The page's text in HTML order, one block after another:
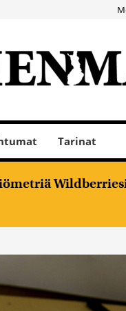
Tarinat